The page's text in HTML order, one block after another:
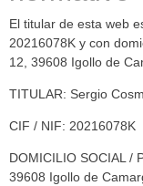
El titular de esta web
20216078K y con
12, 39608 Igollo de
TITULAR: Sergio
CIF / NIF: 20216078K
DOMICILIO SOCIAL /
39608 Igollo de